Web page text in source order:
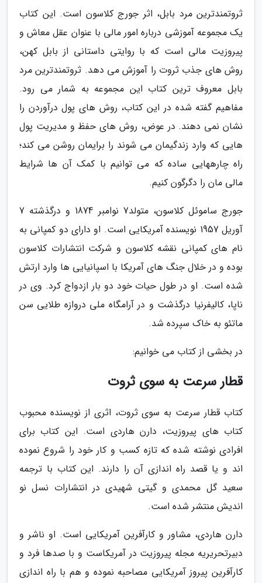
ثروتمندترین مرد بابل، اثر جورج کلاسون است. این کتاب
یک مجموعه آموزشی درباره امور مالی با عنوان عقل معاش و
پیروزیت مالی است که با روایتی داستانی از بابل کهن،
روش های جذب ثروت را آموزش می دهد. ثروتمندترین مرد
بابل معروف ترین کتاب این مجموعه به شمار می رود.
مفاهیم گفته شده در این کتاب، روش های پول درآوردن را
نشان نمی دهند. در عوض، روش های حفظ و مدیریت پول
هایی که وارد زندگیمان می شوند را برایمان روشن می کند؛
راه چارههایی ساده که می توانیم با کمک آن ها شرایط
مالی مان را دگرگون کنیم.
جورج ساموئل کلاسون، متولد7 نوامبر 1874 و درگذشته 7
آوریل 1957 نویسنده آمریکایی است. او دارای دو کمپانی به
نام های کمپانی نقشه کلاسون و شرکت انتشارات کلاسون
بوده و در خلال جنگ های آمریکا با اسپانیایی ها وارد ارتش
شده است. او در طول حیات خود دو بار ازدواج کرد. وی در
ناپا، کالیفرنیا درگذشت و در آرامگاه ملی دروازه طلایی سن
ماتئو به خاک سپرده شد.
در بخشی از کتاب می خوانیم:
قطار سرعت به سوی ثروت
کتاب قطار سرعت به سوی ثروت، اثری از نویسنده محبوب
کتاب های پیروزیت، دارن هاردی است. این کتاب برای
افرادی نوشته شده که تازه کسب و کار خود را شروع نموده
اند و یا قصد راه اندازی آن را دارند. این کتاب با ترجمه
سعید گل محمدی و گیتی شهیدی در انتشارات نسل نو
اندیش منتشر شده است.
دارن هاردی، مشاور و کارآفرین آمریکایی است. او ناشر و
دبیرتحریریه مجله پیروزیت در آمریکاست و با صدها فرد و
کارآفرین پیروز آمریکایی مصاحبه نموده و هم با راه اندازی